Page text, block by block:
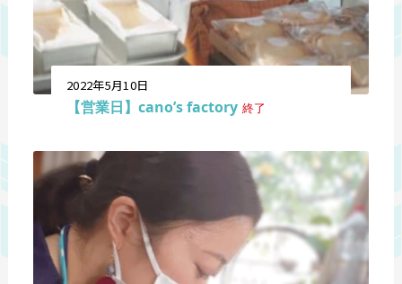
2022年5月10日
【営業日】cano’s factory 終了